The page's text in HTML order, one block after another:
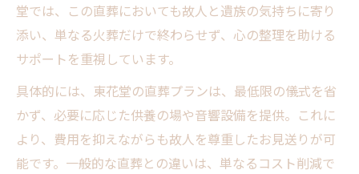
堂では、この直葬においても故人と遺族の気持ちに寄り
添い、単なる火葬だけで終わらせず、心の整理を助ける
サポートを重視しています。
具体的には、東花堂の直葬プランは、最低限の儀式を省
かず、必要に応じた供養の場や音響設備を提供。これに
より、費用を抑えながらも故人を尊重したお見送りが可
能です。一般的な直葬との違いは、単なるコスト削減で